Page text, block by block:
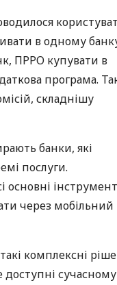
в одному
ПРРО купувати в
програма.
складнішу
банки, які
послуги.
основні
через мобільний
комплексні
доступні сучасному